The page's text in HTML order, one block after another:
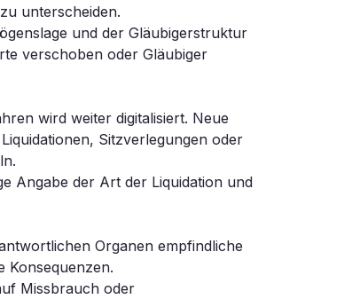
unterscheiden.
und der Gläubigerstruktur
verschoben oder Gläubiger
wird weiter digitalisiert. Neue
Sitzverlegungen oder
Angabe der Art der Liquidation und
Organen empfindliche
Konsequenzen.
Missbrauch oder